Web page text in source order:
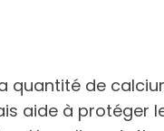
de
aide à protéger